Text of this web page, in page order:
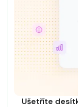
Ušetříte